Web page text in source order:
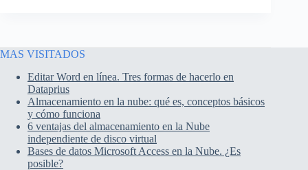
MAS VISITADOS
Editar Word en línea. Tres formas de hacerlo en
Dataprius
Almacenamiento en la nube: qué es, conceptos básicos
y cómo funciona
6 ventajas del almacenamiento en la Nube
independiente de disco virtual
Bases de datos Microsoft Access en la Nube. ¿Es
posible?